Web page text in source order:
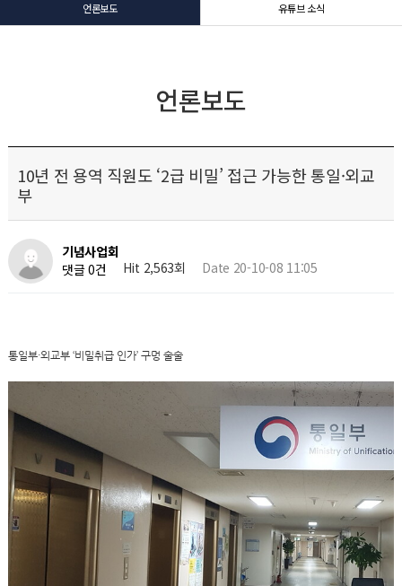
언론보도 유튜브 소식
언론보도
10년 전 용역 직원도 ‘2급 비밀’ 접근 가능한 통일·외교
부
기념사업회
댓글 0건
Hit 2,563회 Date 20-10-08 11:05
통일부·외교부 ‘비밀취급 인가’ 구멍 술술